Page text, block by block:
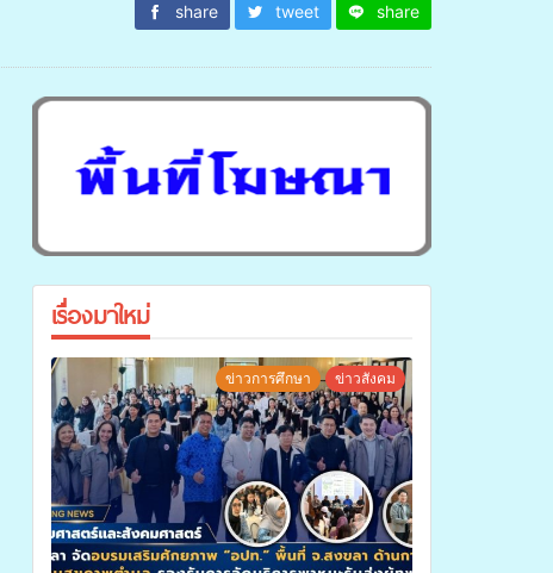
share tweet share
เรื่องมาใหม่
ข่าวการศึกษา ข่าวสังคม